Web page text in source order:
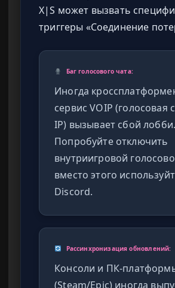
X|S может вызвать
триггеры «Соединение
Баг голосового чата:
Иногда
сервис VOIP (голосовая
IP) вызывает сбой лобби.
Попробуйте отключить
внутриигровой
вместо этого
Discord.
Рассинхронизация обновлений:
Консоли и ПК-
(Steam/Epic) иногда